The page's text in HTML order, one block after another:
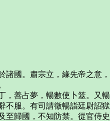
國。肅宗立，緣先帝之意
善占夢，暢數使卜筮。
服。有司請徵暢詣廷尉
歸國，不知防禁。從官